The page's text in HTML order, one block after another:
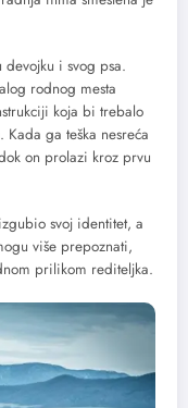
devojku i svog psa.
rodnog mesta
koja bi trebalo
Kada ga teška nesreća
on prolazi kroz prvu
svoj identitet, a
više prepoznati,
prilikom rediteljka.